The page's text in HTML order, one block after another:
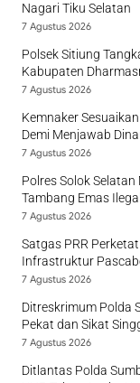
Nagari Tiku Selatan
7 Agustus 2026
Polsek Sitiung
Kabupaten
7 Agustus 2026
Kemnaker
Demi Menjawab
7 Agustus 2026
Polres Solok
Tambang Emas
7 Agustus 2026
Satgas PRR
Infrastruktur
7 Agustus 2026
Ditreskrimum Polda
Pekat dan Sikat
7 Agustus 2026
Ditlantas Polda